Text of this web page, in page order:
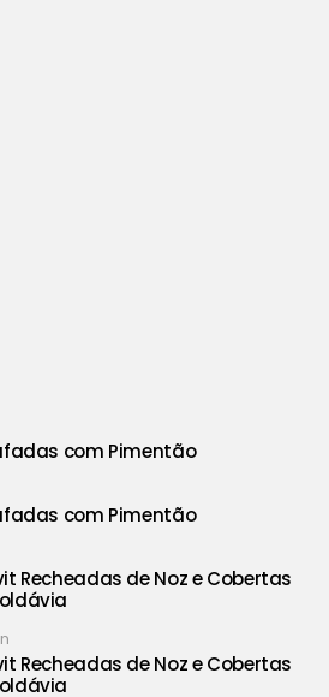
com Pimentão
com Pimentão
Recheadas de Noz e Cobertas
Recheadas de Noz e Cobertas